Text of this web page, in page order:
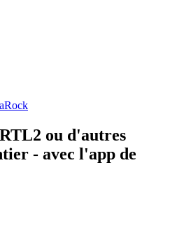
Rock
ou d'autres
- avec l'app de